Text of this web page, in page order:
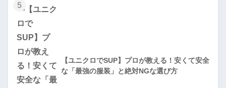
5
【ユニクロでSUP】プロが教える！安くて安全
な「最強の服装」と絶対NGな選び方